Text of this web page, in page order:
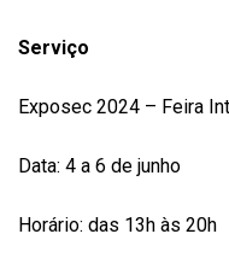
Serviço
Exposec 2024 – Feira
Data: 4 a 6 de junho
Horário: das 13h às 20h